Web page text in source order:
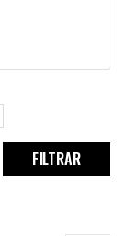
FILTRAR